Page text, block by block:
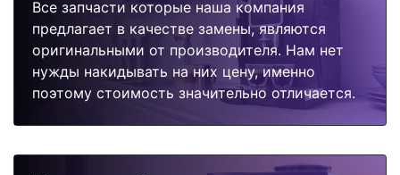
Все запчасти которые наша компания
предлагает в качестве замены, являются
оригинальными от производителя. Нам нет
нужды накидывать на них цену, именно
поэтому стоимость значительно отличается.